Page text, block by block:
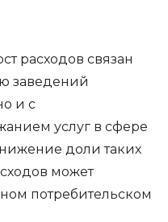
расходов связан
заведений
и с
услуг в сфере
доли таких
может
потребительском